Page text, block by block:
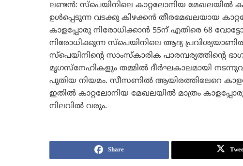
ലണ്ടന്‍: സ്‌പെയിനിലെ കാറ്റലോനിയ മേഖലയില്‍
ഉള്‍പ്പെടുന്ന വടക്കു കിഴക്കന്‍ തീരമേഖലയായ
കാളപ്പോരു നിരോധിക്കാന്‍ 55ന്‌ എതിരെ 68
നിരോധിക്കുന്ന സ്‌പെയിനിലെ ആദ്യ
സ്‌പെയിനിന്റെ സാംസ്‌കാരിക പാരമ്പര്യത്തിന്റെ
മൃഗസ്‌നേഹികളും തമ്മില്‍ ദീര്‍ഘകാലമായി
പുതിയ നിയമം. സീസണില്‍ ആയിരത്തിലേറെ
ഇതില്‍ കാറ്റലോനിയ മേഖലയില്‍ മാത്രം
നിലവില്‍ വരും.
Share